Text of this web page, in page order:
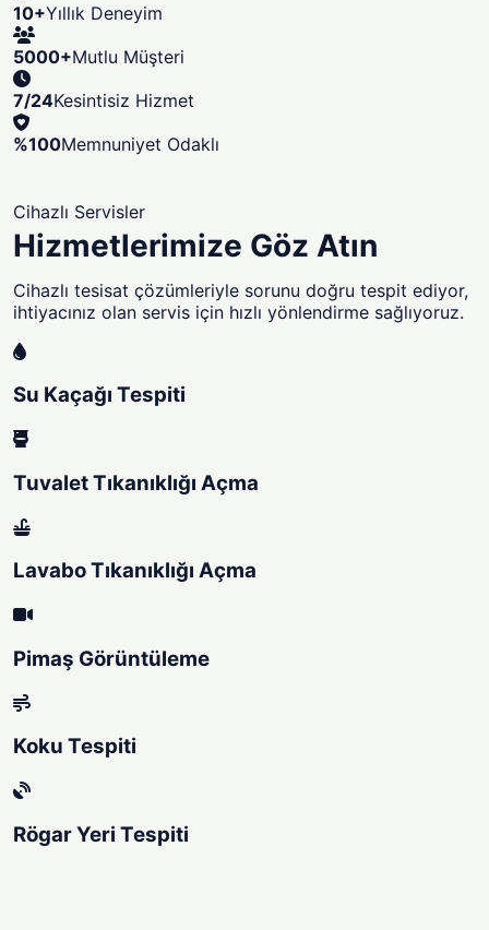
10+Yıllık Deneyim
5000+Mutlu Müşteri
7/24Kesintisiz Hizmet
%100Memnuniyet Odaklı
Cihazlı Servisler
Hizmetlerimize Göz Atın
Cihazlı tesisat çözümleriyle sorunu doğru tespit ediyor,
ihtiyacınız olan servis için hızlı yönlendirme sağlıyoruz.
Su Kaçağı Tespiti
Tuvalet Tıkanıklığı Açma
Lavabo Tıkanıklığı Açma
Pimaş Görüntüleme
Koku Tespiti
Rögar Yeri Tespiti